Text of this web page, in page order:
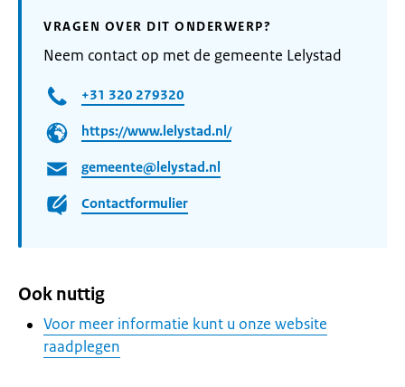
VRAGEN OVER DIT ONDERWERP?
Neem contact op met de gemeente Lelystad
+31 320 279320
https://www.lelystad.nl/
gemeente@lelystad.nl
Contactformulier
Ook nuttig
Voor meer informatie kunt u onze website
raadplegen